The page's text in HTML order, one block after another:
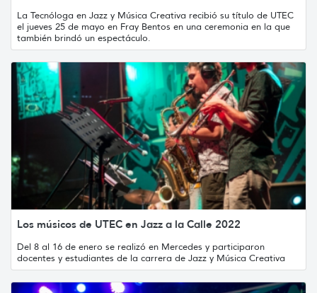
La Tecnóloga en Jazz y Música Creativa recibió su título de UTEC
el jueves 25 de mayo en Fray Bentos en una ceremonia en la que
también brindó un espectáculo.
Los músicos de UTEC en Jazz a la Calle 2022
Del 8 al 16 de enero se realizó en Mercedes y participaron
docentes y estudiantes de la carrera de Jazz y Música Creativa